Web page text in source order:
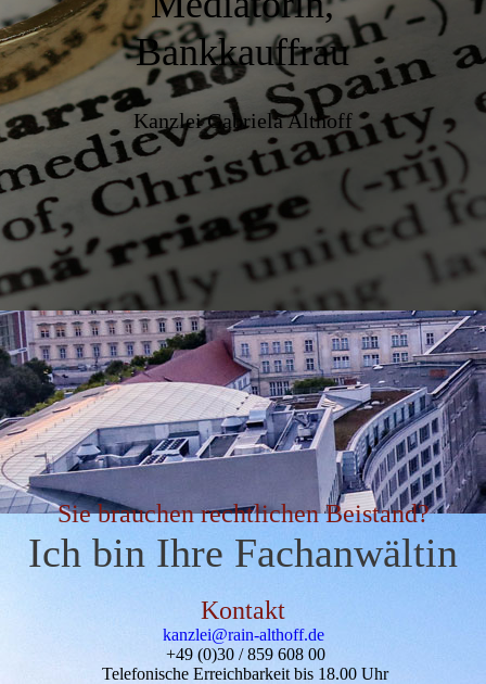
Bankkauffrau
Kanzlei Gabriela Althoff
Sie brauchen rechtlichen Beistand?
Ich bin Ihre Fachanwältin
Kontakt
kanzlei@rain-althoff.de
+49 (0)30 / 859 608 00
Telefonische Erreichbarkeit bis 18.00 Uhr